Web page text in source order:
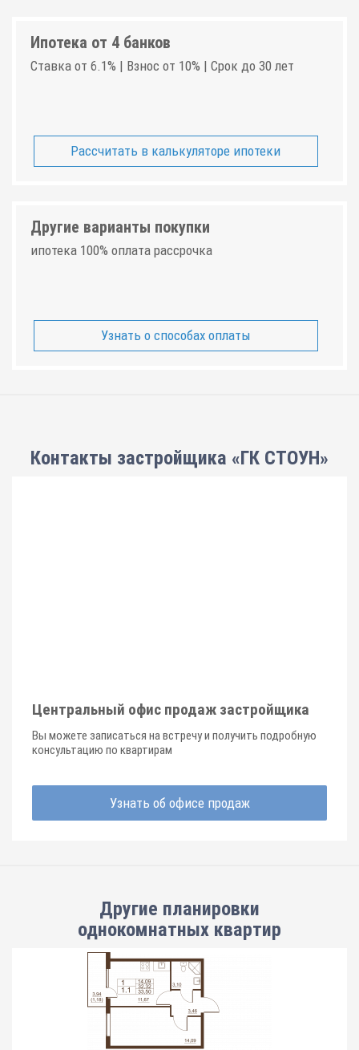
Ипотека от 4 банков
Ставка от 6.1% | Взнос от 10% | Срок до 30 лет
Рассчитать в калькуляторе ипотеки
Другие варианты покупки
ипотека 100% оплата рассрочка
Узнать о способах оплаты
Контакты застройщика «ГК СТОУН»
Центральный офис продаж застройщика
Вы можете записаться на встречу и получить подробную
консультацию по квартирам
Узнать об офисе продаж
Другие планировки
однокомнатных квартир